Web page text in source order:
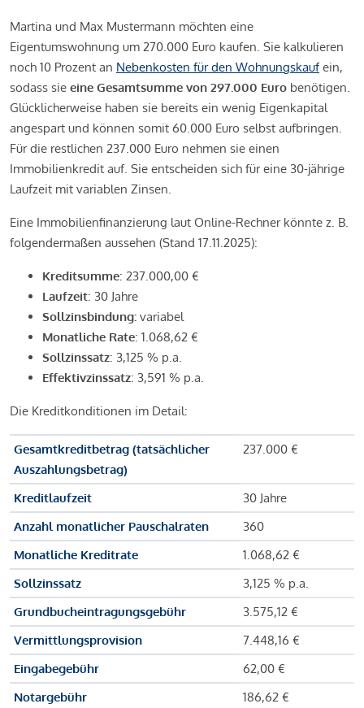
Martina und Max Mustermann möchten eine
Eigentumswohnung um 270.000 Euro kaufen. Sie kalkulieren
noch 10 Prozent an Nebenkosten für den Wohnungskaufein,
sodass sie eine Gesamtsumme von 297.000 Euro benötigen.
Glücklicherweise haben sie bereits ein wenig Eigenkapital
angespart und können somit 60.000 Euro selbst aufbringen.
Für die restlichen 237.000 Euro nehmen sie einen
Immobilienkredit auf. Sie entscheiden sich für eine 30-jährige
Laufzeit mit variablen Zinsen.
Eine Immobilienfinanzierung laut Online-Rechner könnte z. B.
folgendermaßen aussehen (Stand 17.11.2025):
Kreditsumme: 237.000,00 €
Laufzeit: 30 Jahre
Sollzinsbindung: variabel
Monatliche Rate: 1.068,62 €
Sollzinssatz: 3,125 % p.a.
Effektivzinssatz: 3,591 % p.a.
Die Kreditkonditionen im Detail:
Gesamtkreditbetrag (tatsächlicher
Auszahlungsbetrag)
237.000 €
Kreditlaufzeit
30 Jahre
Anzahl monatlicher Pauschalraten
360
Monatliche Kreditrate
1.068,62 €
Sollzinssatz
3,125 % p.a.
Grundbucheintragungsgebühr
3.575,12 €
Vermittlungsprovision
7.448,16 €
Eingabegebühr
62,00 €
Notargebühr
186,62 €